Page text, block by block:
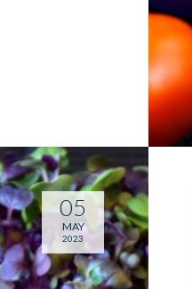
05
MAY
2023